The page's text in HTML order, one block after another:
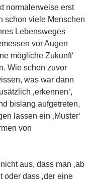
normalerweise erst
schon viele Menschen
Lebensweges
vor Augen
mögliche Zukunft‘
Wie schon zuvor
was war dann
‚erkennen‘,
bislang aufgetreten,
lassen ein ‚Muster‘
von
aus, dass man ‚ab
oder dass ‚der eine